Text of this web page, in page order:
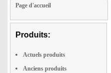
Page d'accueil
Produits:
Actuels produits
Anciens produits